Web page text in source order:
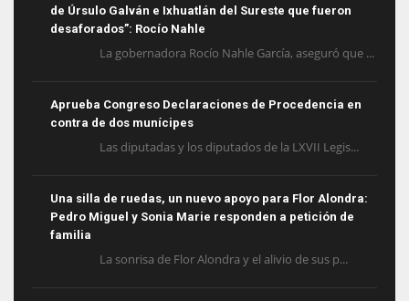
de Úrsulo Galván e Ixhuatlán del Sureste que fueron
desaforados”: Rocío Nahle
La gobernadora Rocío Nahle García, aseguró que ...
Aprueba Congreso Declaraciones de Procedencia en
contra de dos munícipes
Las diputadas y los diputados de la LXVII Legis...
Una silla de ruedas, un nuevo apoyo para Flor Alondra:
Pedro Miguel y Sonia Marie responden a petición de
familia
La sonrisa de Flor Alondra y el alivio de sus p...